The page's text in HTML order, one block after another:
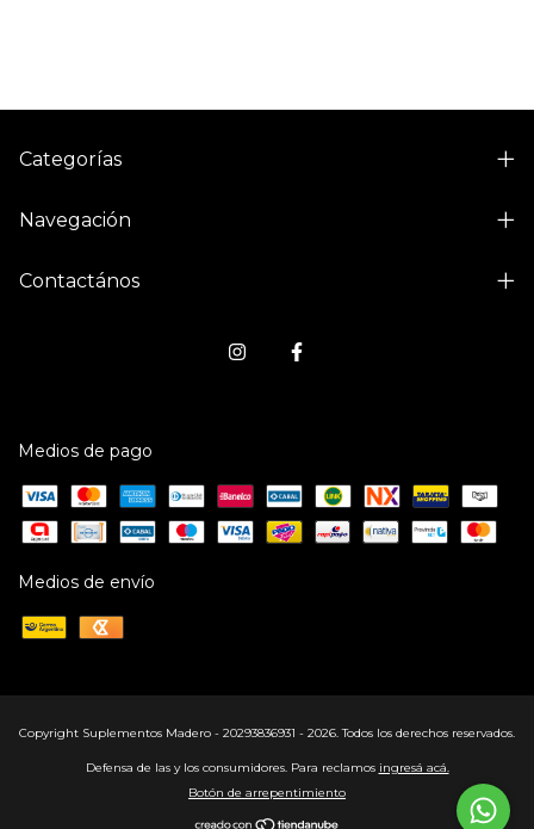
Categorías
Navegación
Contactános
Medios de pago
Medios de envío
Copyright Suplementos Madero - 20293836931 - 2026. Todos los derechos reservados.
Defensa de las y los consumidores. Para reclamos ingresá acá.
Botón de arrepentimiento